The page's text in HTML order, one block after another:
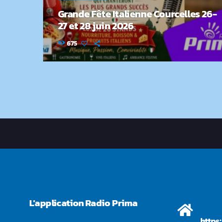
Grande Fête Italienne Courcelles 26-
27 et 28 juin 2026
675
L'application Radio Prima